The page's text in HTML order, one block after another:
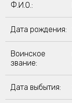
Ф.И.О.:
Дата рождения:
Воинское
звание:
Дата выбытия: